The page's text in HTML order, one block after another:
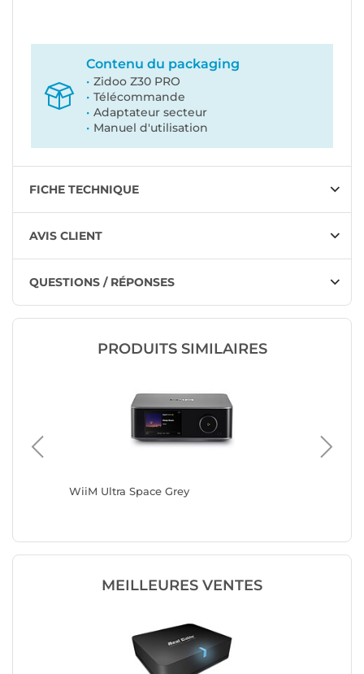
Contenu du packaging
Zidoo Z30 PRO
Télécommande
Adaptateur secteur
Manuel d'utilisation
FICHE TECHNIQUE
AVIS CLIENT
QUESTIONS / RÉPONSES
PRODUITS SIMILAIRES
WiiM Ultra Space Grey
MEILLEURES VENTES